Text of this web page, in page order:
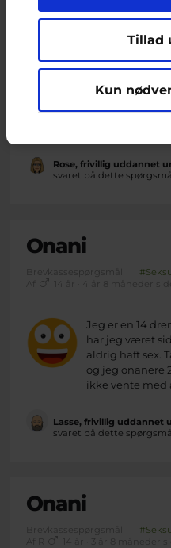
Marketing
Tillad
Kun
Hej derinde.
denne
var fire i
børnehaven
jeg gik derind
ble jeg tog den
Rose, frivillig uddannet
svaret på dette
Onani
Brevkassespørgsmål
Af
14 år · 4 år 8 måneder
Jeg er en 14
har jeg været
aldrig haft sex.
og jeg onanere
ikke vente med
Lasse, frivillig uddannet
svaret på dette
Onani
Brevkassespørgsmål
Af R
14 år · 3 år 8 måneder